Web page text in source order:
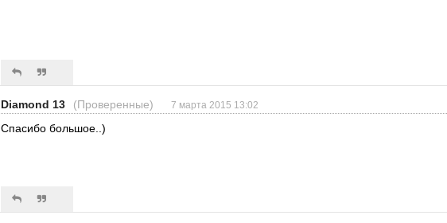
Diamond 13 (Проверенные) 7 марта 2015 13:02
Спасибо большое..)